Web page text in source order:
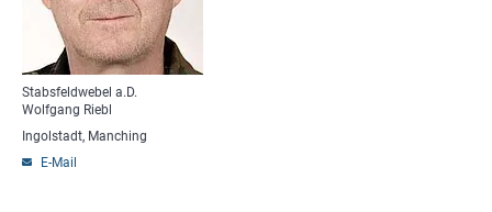
Stabsfeldwebel a.D.
Wolfgang Riebl
Ingolstadt, Manching
E-Mail